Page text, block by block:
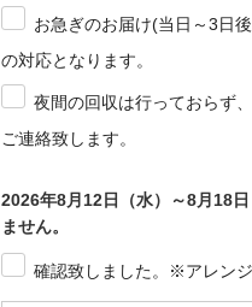
お急ぎのお届け(当日～3日
の対応となります。
夜間の回収は行っておらず
ご連絡致します。
2026年8月12日（水）～8月18
ません。
確認致しました。※アレン